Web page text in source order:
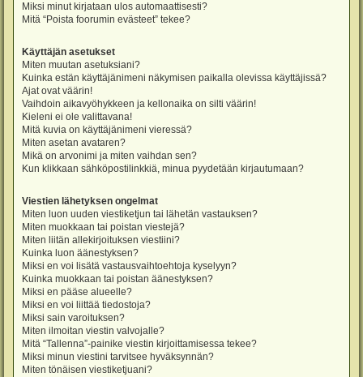
Miksi minut kirjataan ulos automaattisesti?
Mitä “Poista foorumin evästeet” tekee?
Käyttäjän asetukset
Miten muutan asetuksiani?
Kuinka estän käyttäjänimeni näkymisen paikalla olevissa käyttäjissä?
Ajat ovat väärin!
Vaihdoin aikavyöhykkeen ja kellonaika on silti väärin!
Kieleni ei ole valittavana!
Mitä kuvia on käyttäjänimeni vieressä?
Miten asetan avataren?
Mikä on arvonimi ja miten vaihdan sen?
Kun klikkaan sähköpostilinkkiä, minua pyydetään kirjautumaan?
Viestien lähetyksen ongelmat
Miten luon uuden viestiketjun tai lähetän vastauksen?
Miten muokkaan tai poistan viestejä?
Miten liitän allekirjoituksen viestiini?
Kuinka luon äänestyksen?
Miksi en voi lisätä vastausvaihtoehtoja kyselyyn?
Kuinka muokkaan tai poistan äänestyksen?
Miksi en pääse alueelle?
Miksi en voi liittää tiedostoja?
Miksi sain varoituksen?
Miten ilmoitan viestin valvojalle?
Mitä “Tallenna”-painike viestin kirjoittamisessa tekee?
Miksi minun viestini tarvitsee hyväksynnän?
Miten tönäisen viestiketjuani?